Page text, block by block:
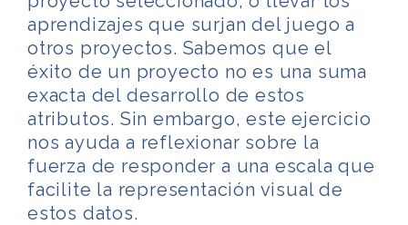
aprendizajes que surjan del juego a
otros proyectos. Sabemos que el
éxito de un proyecto no es una suma
exacta del desarrollo de estos
atributos. Sin embargo, este ejercicio
nos ayuda a reflexionar sobre la
fuerza de responder a una escala que
facilite la representación visual de
estos datos.